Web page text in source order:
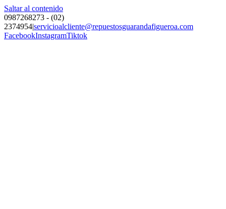
Saltar al contenido
0987268273 - (02)
2374954|servicioalcliente@repuestosguarandafigueroa.com
FacebookInstagramTiktok